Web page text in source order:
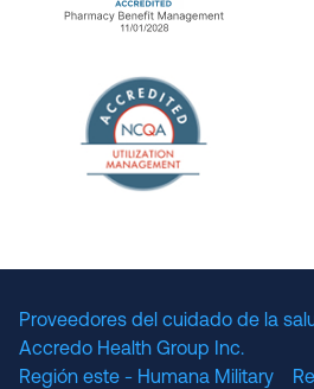
URAC Accredited
Proveedores del cuidado de la
Accredo Health Group Inc.
Región este - Humana Military